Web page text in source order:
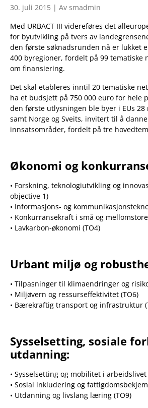
30. juli 2015 | Av smadmin
Med URBACT III videreføres det
for byutvikling på tvers av
den første søknadsrunden nå er lukket
400 byregioner, fordelt på 99 tematiske
om finansiering.
Det skal etableres inntil 20 tematiske
ha et budsjett på 750 000 euro for hele
den første utlysningen ble byer i EUs 28
samt Norge og Sveits, invitert til å
innsatsområder, fordelt på tre
Økonomi og
• Forskning, teknologiutvikling og
objective 1)
• Informasjons- og
• Konkurransekraft i små og
• Lavkarbon-økonomi (TO4)
Urbant miljø og
• Tilpasninger til klimaendringer og
• Miljøvern og ressurseffektivitet (TO6)
• Bærekraftig transport og infrastruktur
Sysselsetting, sosiale
utdanning:
• Sysselsetting og mobilitet i arbeidslivet
• Sosial inkludering og
• Utdanning og livslang læring (TO9)